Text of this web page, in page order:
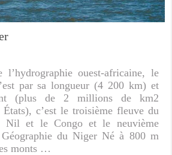
l’hydrographie ouest-africaine, le
par sa longueur (4 200 km) et
(plus de 2 millions de km2
États), c’est le troisième fleuve du
Nil et le Congo et le neuvième
du Niger Né à 800 m
monts …